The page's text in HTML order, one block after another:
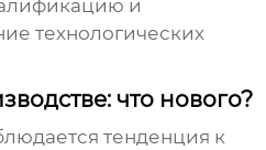
и
технологических
что нового?
тенденция к